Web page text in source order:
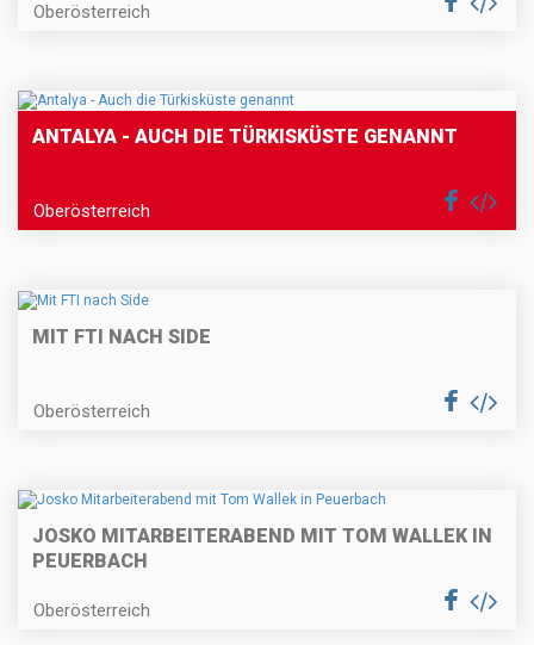
Oberösterreich
ANTALYA - AUCH DIE TÜRKISKÜSTE GENANNT
Oberösterreich
MIT FTI NACH SIDE
Oberösterreich
JOSKO MITARBEITERABEND MIT TOM WALLEK IN
PEUERBACH
Oberösterreich